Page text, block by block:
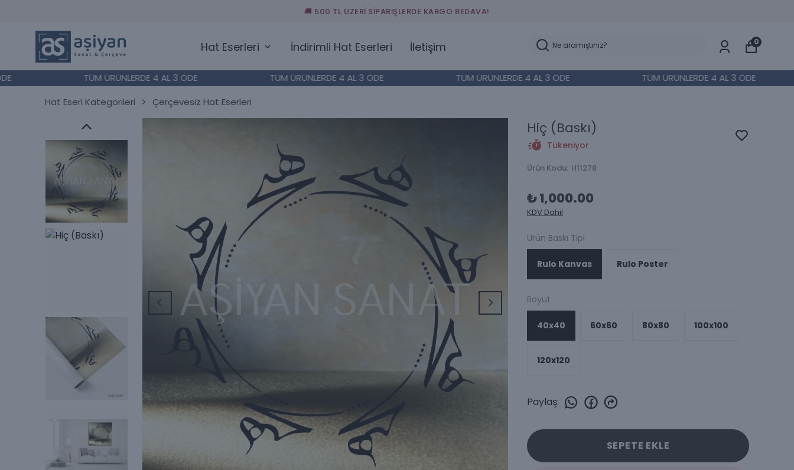
🚚 500 TL ÜZERİ SİPARİŞLERDE KARGO BEDAVA!
Hat Eserleri İndirimli Hat Eserleri İletişim 0
TÜM ÜRÜNLERDE 4 AL 3 ÖDE TÜM ÜRÜNLERDE 4 AL 3 ÖDE TÜM ÜRÜNLERDE 4 AL 3 ÖDE
TÜM ÜRÜNLERDE 4 AL 3 ÖDE
Hat Eseri Kategorileri
Çerçevesiz Hat Eserleri
Hiç (Baskı)
Tükeniyor
Ürün Kodu: H11278
₺ 1,000.00
KDV Dahil
Ürün Baskı Tipi
Rulo Kanvas Rulo Poster
Boyut
40x40 60x60 80x80 100x100
120x120
Paylaş:
SEPETE EKLE